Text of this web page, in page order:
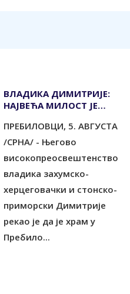
ВЛАДИКА ДИМИТРИЈЕ:
НАЈВЕЋА МИЛОСТ ЈЕ
ПРЕБИЛОВЦИ, 5. АВГУСТА
/СРНА/ - Његово
високопреосвештенство
владика захумско-
херцеговачки и стонско-
приморски Димитрије
рекао је да је храм у
Пребило...